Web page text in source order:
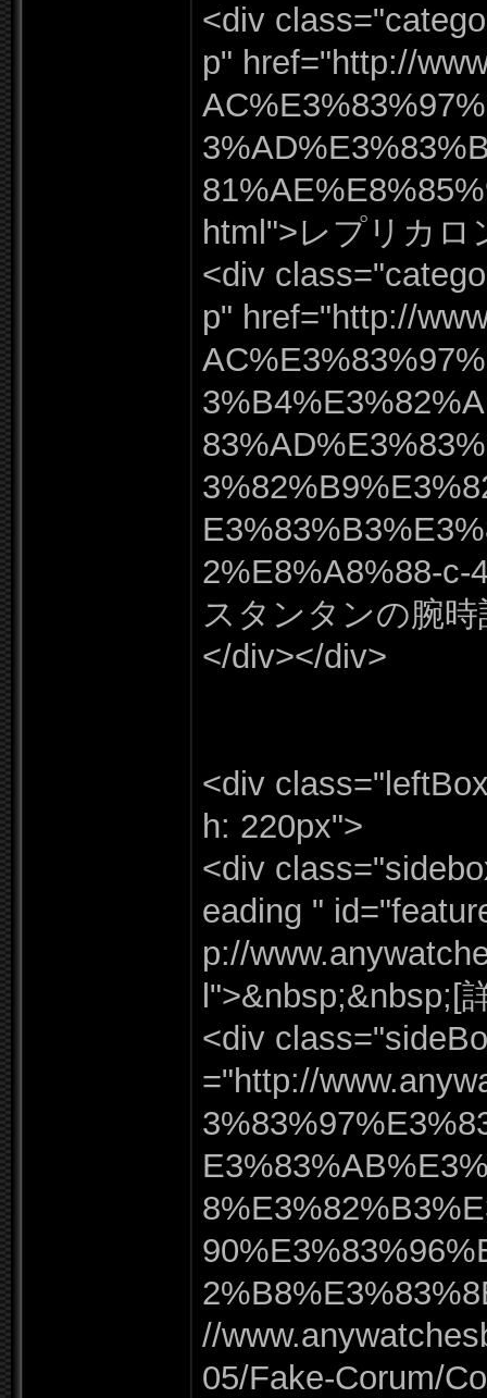
<div class="
p" href="http://
AC%E3%83%97%
3%AD%E3%83%
81%AE%E8%85%
html">レプリカロ
<div class="
p" href="http://
AC%E3%83%97%
3%B4%E3%82%
83%AD%E3%83%
3%82%B9%E3%
E3%83%B3%E3%
2%E8%A8%88-c-
スタンタンの腕時
</div></div>
<div class="
h: 220px">
<div class="
eading " id="
p://www.
l">&nbsp;&nbsp;[
<div class="
="http://www.
3%83%97%E3%
E3%83%AB%
8%E3%82%B3%
90%E3%83%96%
2%B8%E3%83%
//www.
05/Fake-Corum/